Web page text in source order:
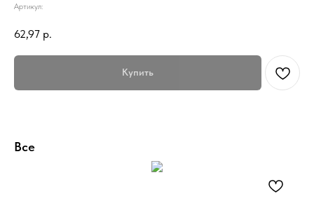
Артикул:
62,97 р.
Купить
Все